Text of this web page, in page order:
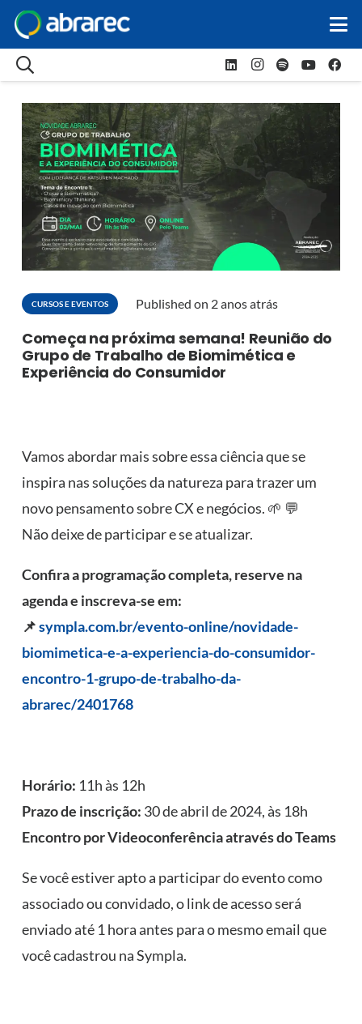
CURSOS E EVENTOS Published on 2 anos atrás
Começa na próxima semana! Reunião do
Grupo de Trabalho de Biomimética e
Experiência do Consumidor
Vamos abordar mais sobre essa ciência que se
inspira nas soluções da natureza para trazer um
novo pensamento sobre CX e negócios. 🌱 💬
Não deixe de participar e se atualizar.
Confira a programação completa, reserve na
agenda e inscreva-se em:
📌sympla.com.br/evento-online/novidade-
biomimetica-e-a-experiencia-do-consumidor-
encontro-1-grupo-de-trabalho-da-
abrarec/2401768
Horário: 11h às 12h
Prazo de inscrição: 30 de abril de 2024, às 18h
Encontro por Videoconferência através do Teams
Se você estiver apto a participar do evento como
associado ou convidado, o link de acesso será
enviado até 1 hora antes para o mesmo email que
você cadastrou na Sympla.